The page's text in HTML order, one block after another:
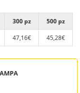
300 pz
500 pz
47,16€ 45,28€